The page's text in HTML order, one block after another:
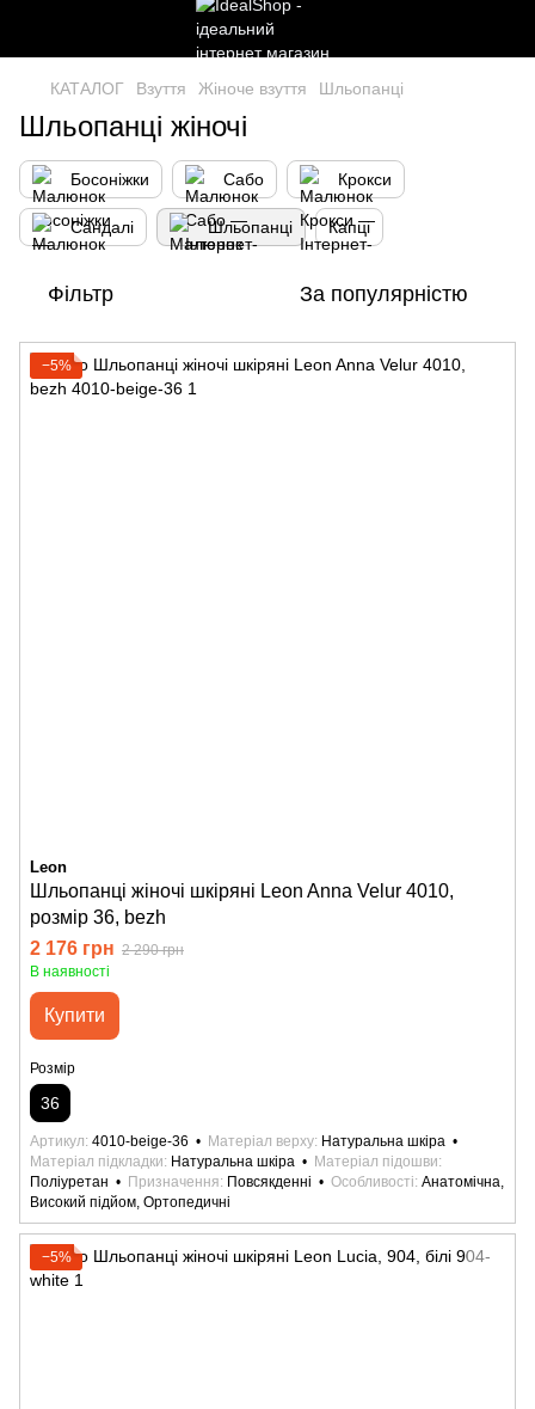
КАТАЛОГ Взуття Жіноче взуття Шльопанці
Шльопанці жіночі
Босоніжки Сабо Крокси
Сандалі Шльопанці Капці
Фільтр За популярністю
−5%
Leon
Шльопанці жіночі шкіряні Leon Anna Velur 4010,
розмір 36, bezh
2 176 грн 2 290 грн
В наявності
Купити
Розмір
36
Артикул 4010-beige-36 Матеріал верху Натуральна шкіра
Матеріал підкладки
Натуральна шкіра
Матеріал підошви
Поліуретан
Призначення Повсякденні Особливості Анатомічна,
Високий підйом, Ортопедичні
−5%